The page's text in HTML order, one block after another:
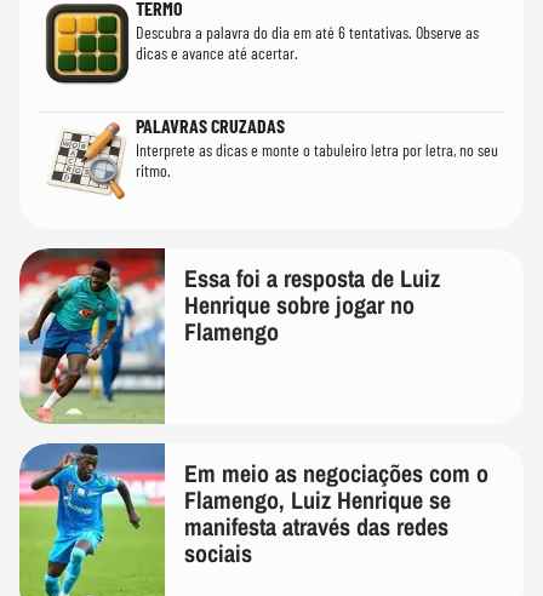
TERMO
Descubra a palavra do dia em até 6 tentativas. Observe as
dicas e avance até acertar.
PALAVRAS CRUZADAS
Interprete as dicas e monte o tabuleiro letra por letra, no seu
ritmo.
Essa foi a resposta de Luiz
Henrique sobre jogar no
Flamengo
Em meio as negociações com o
Flamengo, Luiz Henrique se
manifesta através das redes
sociais